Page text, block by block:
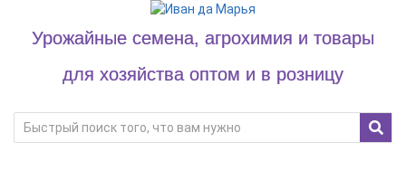
Урожайные семена, агрохимия и товары
для хозяйства оптом и в розницу